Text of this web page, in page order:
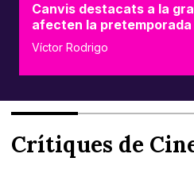
Canvis destacats a la
afecten la pretemporada
Víctor Rodrigo
Crítiques de